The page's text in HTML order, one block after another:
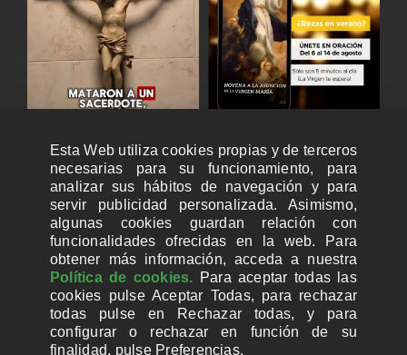
Esta Web utiliza cookies propias y de terceros
necesarias para su funcionamiento, para
analizar sus hábitos de navegación y para
servir publicidad personalizada. Asimismo,
algunas cookies guardan relación con
funcionalidades ofrecidas en la web. Para
obtener más información, acceda a nuestra
Política de cookies. Para aceptar todas las
cookies pulse Aceptar Todas, para rechazar
todas pulse en Rechazar todas, y para
configurar o rechazar en función de su
finalidad, pulse Preferencias.